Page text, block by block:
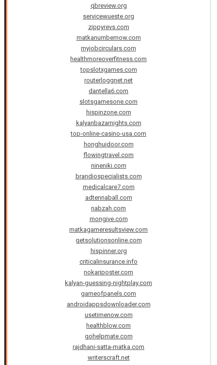
qbreview.org
servicewueste.org
zippyrevs.com
matkanumbernow.com
myjobcirculars.com
healthmoreoverfitness.com
topslotxgames.com
routerloggnet.net
dantella6.com
slotsgamesone.com
hispinzone.com
kalyanbazarnights.com
top-online-casino-usa.com
honghuidoor.com
flowingtravel.com
nineniki.com
brandiospecialists.com
medicalcare7.com
adtennaball.com
nabzah.com
mongive.com
matkagameresultsview.com
getsolutionsonline.com
hispinner.org
criticalinsurance.info
nokariposter.com
kalyan-guessing-nightplay.com
gameofpanels.com
androidappsdownloader.com
usetimenow.com
healthblow.com
gohelpmate.com
rajdhani-satta-matka.com
writerscraft.net